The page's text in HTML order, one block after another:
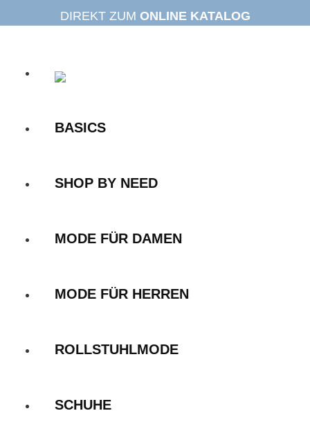
Inhalt
DIREKT ZUM ONLINE KATALOG
BASICS
SHOP BY NEED
MODE FÜR DAMEN
MODE FÜR HERREN
ROLLSTUHLMODE
SCHUHE